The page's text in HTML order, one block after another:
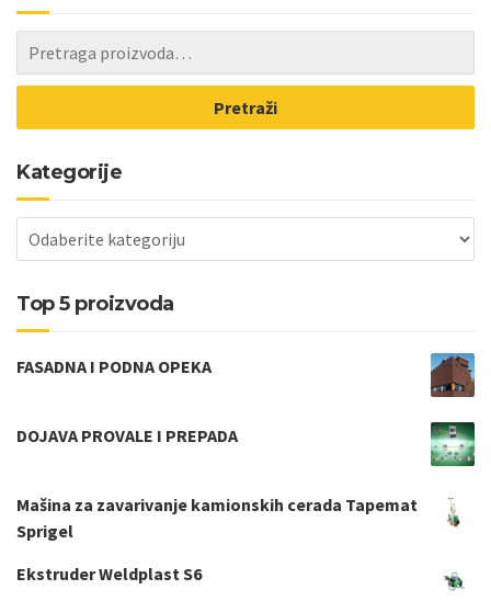
Pretraži
Kategorije
Top 5 proizvoda
FASADNA I PODNA OPEKA
DOJAVA PROVALE I PREPADA
Mašina za zavarivanje kamionskih cerada Tapemat
Sprigel
Ekstruder Weldplast S6